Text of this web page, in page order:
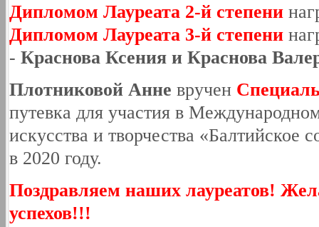
Дипломом Лауреата 2-й степени
Дипломом Лауреата 3-й степени
- Краснова Ксения и Краснова
Плотниковой Анне вручен
путевка для участия в
искусства и творчества «Балтийское
в 2020 году.
Поздравляем наших лауреатов!
успехов!!!